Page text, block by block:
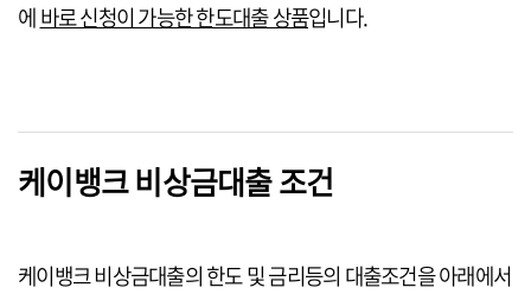
에바로 신청이 가능한 한도대출 상품입니다.
케이뱅크 비상금대출 조건
케이뱅크 비상금대출의 한도 및 금리등의 대출조건을 아래에서